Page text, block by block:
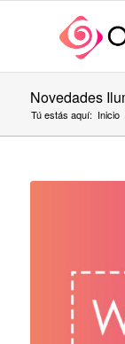
Novedades
Tú estás aquí: Inicio